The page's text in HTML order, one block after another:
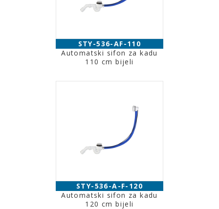
STY-536-AF-110
Automatski sifon za kadu
110 cm bijeli
STY-536-A-F-120
Automatski sifon za kadu
120 cm bijeli